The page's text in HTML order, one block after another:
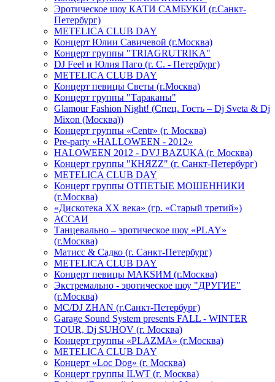
Эротическое шоу КАТИ САМБУКИ (г.Санкт-
Петербург)
METELICA CLUB DAY
Концерт Юлии Савичевой (г.Москва)
Концерт группы "TRIAGRUTRIKA"
DJ Feel и Юлия Паго (г. С. - Петербург)
METELICA CLUB DAY
Концерт певицы Светы (г.Москва)
Концерт группы "Тараканы"
Glamour Fashion Night! (Спец. Гость – Dj Sveta & Dj
Mixon (Москва))
Концерт группы «Centr» (г. Москва)
Pre-party «HALLOWEEN - 2012»
HALOWEEN 2012 - DVJ BAZUKA (г. Москва)
Концерт группы "КНЯZZ" (г. Санкт-Петербург)
METELICA CLUB DAY
Концерт группы ОТПЕТЫЕ МОШЕННИКИ
(г.Москва)
«Дискотека ХХ века» (гр. «Старый третий»)
АССАИ
Танцевально – эротическое шоу «PLAY»
(г.Москва)
Матисс & Садко (г. Санкт-Петербург)
METELICA CLUB DAY
Концерт певицы МАКSИМ (г.Москва)
Экстремально - эротическое шоу "ДРУГИЕ"
(г.Москва)
МС/DJ ZHAN (г.Санкт-Петербург)
Garage Sound System presents FALL - WINTER
TOUR, Dj SUHOV (г. Москва)
Концерт группы «PLAZMA» (г.Москва)
METELICA CLUB DAY
Концерт «Loc Dog» (г. Москва)
Концерт группы ILWT (г. Москва)